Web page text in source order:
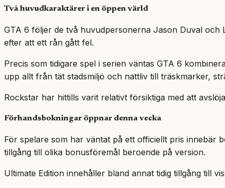
Två huvudkaraktärer i en öppen värld
GTA 6 följer de två huvudpersonerna Jason Duval och
efter att ett rån gått fel.
Precis som tidigare spel i serien väntas GTA 6
upp allt från tät stadsmiljö och nattliv till träskmarker,
Rockstar har hittills varit relativt försiktiga med att
Förhandsbokningar öppnar denna vecka
För spelare som har väntat på ett officiellt pris innebär
tillgång till olika bonusföremål beroende på version.
Ultimate Edition innehåller bland annat tidig tillgång till